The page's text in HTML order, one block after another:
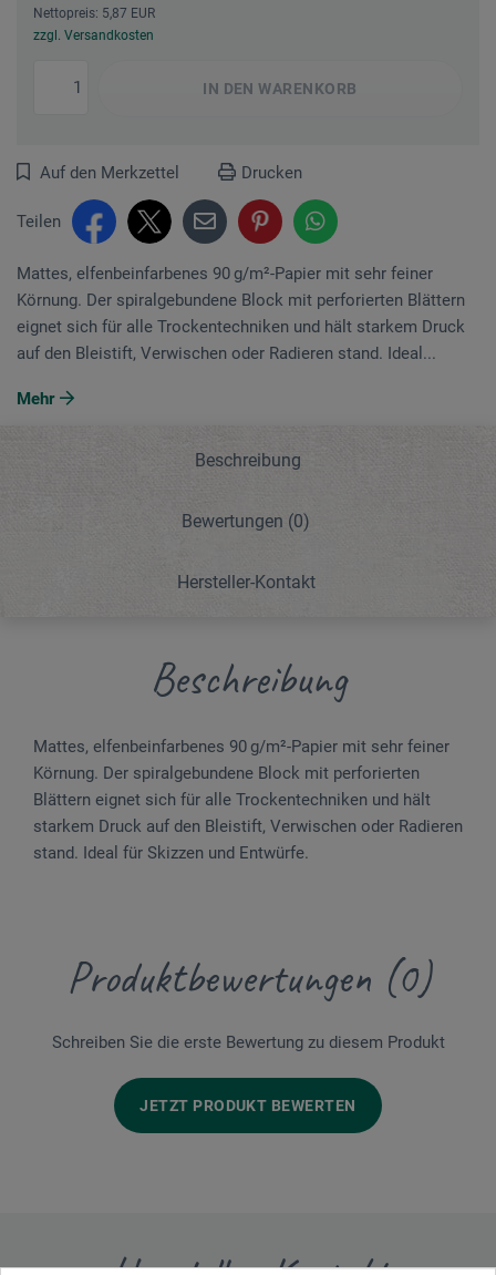
Nettopreis: 5,87 EUR
zzgl. Versandkosten
IN DEN WARENKORB
Auf den Merkzettel Drucken
Teilen
Mattes, elfenbeinfarbenes 90 g/m²-Papier mit sehr feiner
Körnung. Der spiralgebundene Block mit perforierten Blättern
eignet sich für alle Trockentechniken und hält starkem Druck
auf den Bleistift, Verwischen oder Radieren stand. Ideal...
Mehr
Beschreibung
Bewertungen (0)
Hersteller-Kontakt
Beschreibung
Mattes, elfenbeinfarbenes 90 g/m²-Papier mit sehr feiner
Körnung. Der spiralgebundene Block mit perforierten
Blättern eignet sich für alle Trockentechniken und hält
starkem Druck auf den Bleistift, Verwischen oder Radieren
stand. Ideal für Skizzen und Entwürfe.
Produktbewertungen (0)
Schreiben Sie die erste Bewertung zu diesem Produkt
JETZT PRODUKT BEWERTEN